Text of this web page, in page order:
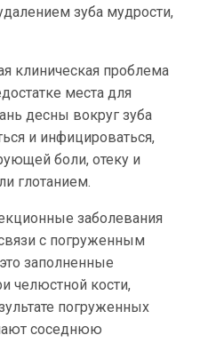
зуба мудрости,
клиническая проблема
места для
десны вокруг зуба
и инфицироваться,
боли, отеку и
глотанием.
заболевания
с погруженным
заполненные
челюстной кости,
погруженных
соседнюю